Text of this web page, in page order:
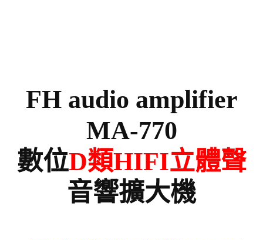
FH audio amplifier
MA-770
數位D類HIFI立體聲
音響擴大機